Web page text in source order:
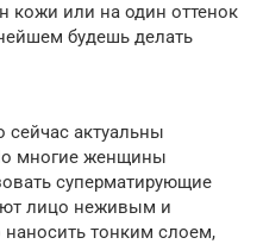
кожи или на один оттенок
будешь делать
сейчас актуальны
многие женщины
суперматирующие
лицо неживым и
тонким слоем,